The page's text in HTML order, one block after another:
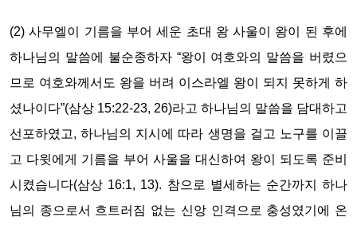
(2) 사무엘이 기름을 부어 세운 초대 왕 사울이 왕이 된 후에
하나님의 말씀에 불순종하자 “왕이 여호와의 말씀을 버렸으
므로 여호와께서도 왕을 버려 이스라엘 왕이 되지 못하게 하
셨나이다”(삼상 15:22-23, 26)라고 하나님의 말씀을 담대하고
선포하였고, 하나님의 지시에 따라 생명을 걸고 노구를 이끌
고 다윗에게 기름을 부어 사울을 대신하여 왕이 되도록 준비
시켰습니다(삼상 16:1, 13). 참으로 별세하는 순간까지 하나
님의 종으로서 흐트러짐 없는 신앙 인격으로 충성였기에 온